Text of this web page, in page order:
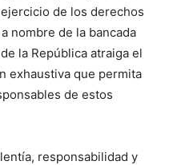
de los derechos
nombre de la bancada
la República atraiga el
exhaustiva que permita
de estos
responsabilidad y